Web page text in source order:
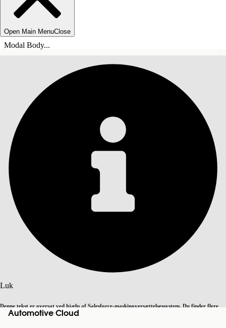
Open Main MenuClose
Modal Body...
Luk
Denne tekst er oversat ved hjælp af Salesforce-maskinoversættelsessystem. Du finder flere
detaljerher . Skift til engelsk
Automotive Cloud
INDHOLD